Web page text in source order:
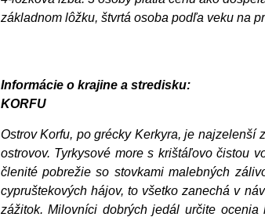
základnom lôžku, štvrtá osoba podľa veku na
Informácie o krajine a stredisku:
KORFU
Ostrov Korfu, po grécky Kerkyra, je najzelenší
ostrovov. Tyrkysové more s krištáľovo čistou
členité pobrežie so stovkami malebných
cypruštekových hájov, to všetko zanechá v
zážitok. Milovníci dobrých jedál určite ocenia